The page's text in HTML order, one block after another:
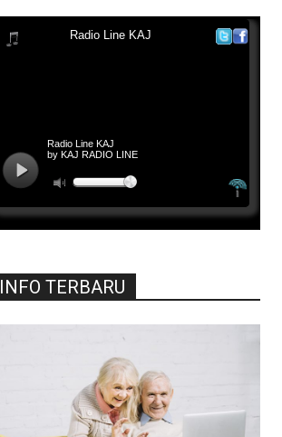
INFO TERBARU